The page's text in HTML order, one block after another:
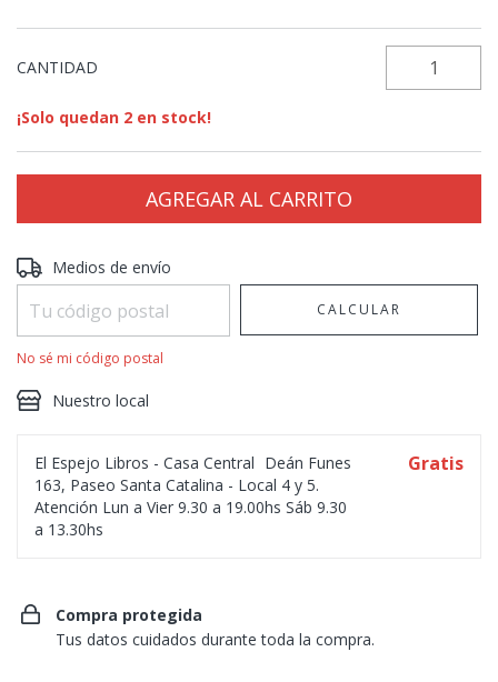
CANTIDAD
¡Solo quedan 2 en stock!
Entregas para el CP:
Medios de envío
CALCULAR
No sé mi código postal
Nuestro local
El Espejo Libros - Casa Central Deán Funes
163, Paseo Santa Catalina - Local 4 y 5.
Atención Lun a Vier 9.30 a 19.00hs Sáb 9.30
a 13.30hs
Gratis
Compra protegida
Tus datos cuidados durante toda la compra.